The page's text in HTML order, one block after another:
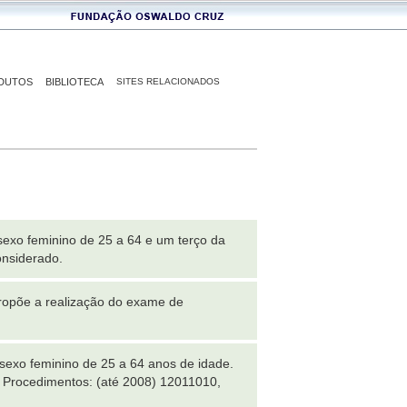
BIBLIOTECA SITES RELACIONADOS
feminino de 25 a 64 e um terço da
a realização do exame de
feminino de 25 a 64 anos de idade.
(até 2008) 12011010,